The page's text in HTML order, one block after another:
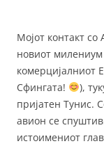
Мојот контакт
новиот
комерцијалниот
Сфингата!
),
пријатен Тунис.
авион се
истоимениот